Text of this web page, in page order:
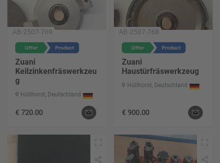
AB-2507-769
Zuani
Keilzinkenfräswerkzeu
g
Hüllhorst, Deutschland
€ 720.00
AB-2507-768
Zuani
Haustürfräswerkzeug
Hüllhorst, Deutschland
€ 900.00